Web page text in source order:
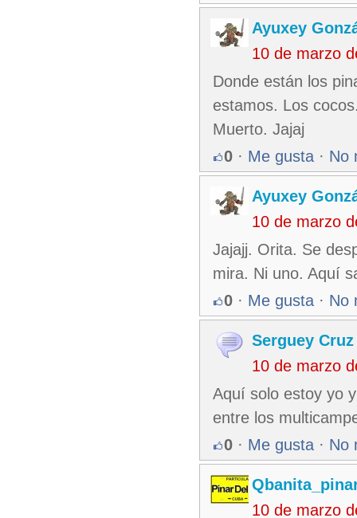
Ayuxey
10 de marzo
Donde están los
estamos. Los
Muerto. Jajaj
0 · Me gusta · No
Ayuxey
10 de marzo
Jajajj. Orita. Se
mira. Ni uno. Aquí
0 · Me gusta · No
Serguey
10 de marzo
Aquí solo estoy yo
entre los
0 · Me gusta · No
10 de marzo